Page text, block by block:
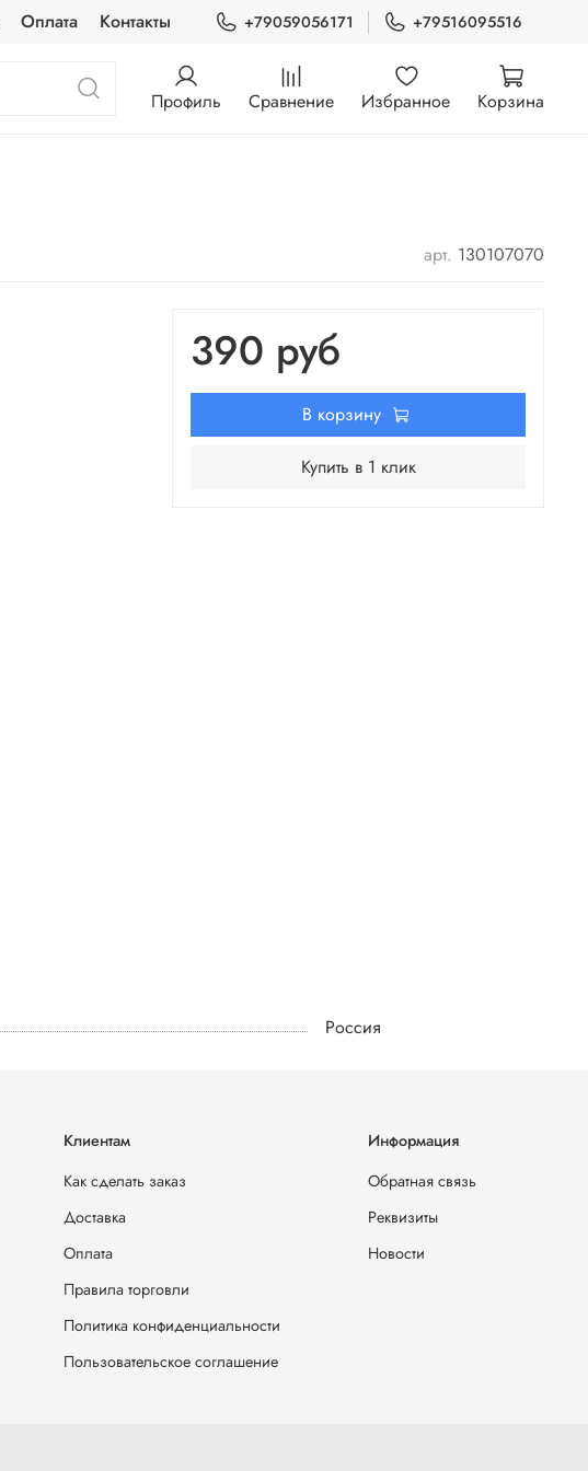
Оплата Контакты +79059056171 +79516095516
Профиль Сравнение Избранное Корзина
арт. 130107070
390 руб
В корзину
Купить в 1 клик
Россия
Клиентам
Как сделать заказ
Доставка
Оплата
Правила торговли
Политика конфиденциальности
Пользовательское соглашение
Информация
Обратная связь
Реквизиты
Новости